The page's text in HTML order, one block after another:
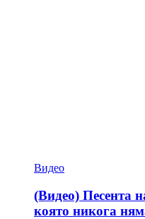
Видео
(Видео) Песента
която никога